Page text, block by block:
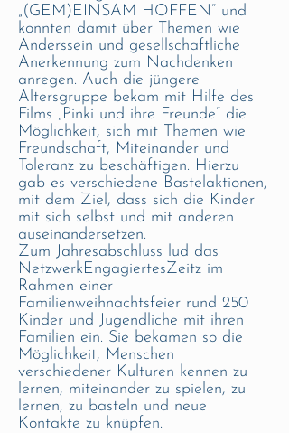
„(GEM)EINSAM HOFFEN“ und
konnten damit über Themen wie
Anderssein und gesellschaftliche
Anerkennung zum Nachdenken
anregen. Auch die jüngere
Altersgruppe bekam mit Hilfe des
Films „Pinki und ihre Freunde“ die
Möglichkeit, sich mit Themen wie
Freundschaft, Miteinander und
Toleranz zu beschäftigen. Hierzu
gab es verschiedene Bastelaktionen,
mit dem Ziel, dass sich die Kinder
mit sich selbst und mit anderen
auseinandersetzen.
Zum Jahresabschluss lud das
NetzwerkEngagiertesZeitz im
Rahmen einer
Familienweihnachtsfeier rund 250
Kinder und Jugendliche mit ihren
Familien ein. Sie bekamen so die
Möglichkeit, Menschen
verschiedener Kulturen kennen zu
lernen, miteinander zu spielen, zu
lernen, zu basteln und neue
Kontakte zu knüpfen.